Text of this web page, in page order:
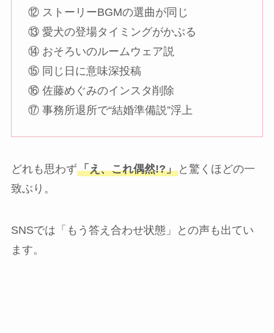
⑫ ストーリーBGMの選曲が同じ
⑬ 愛犬の登場タイミングがかぶる
⑭ おそろいのルームウェア説
⑮ 同じ日に意味深投稿
⑯ 佐藤めぐみのインスタ削除
⑰ 事務所退所で“結婚準備説”浮上
どれも思わず「え、これ偶然!?」と驚くほどの一
致ぶり。
SNSでは「もう答え合わせ状態」との声も出てい
ます。